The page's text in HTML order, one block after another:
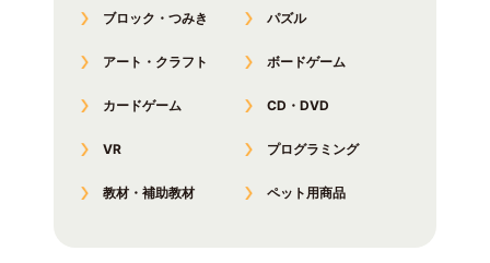
ブロック・つみき パズル
アート・クラフト ボードゲーム
カードゲーム CD・DVD
VR プログラミング
教材・補助教材 ペット用商品